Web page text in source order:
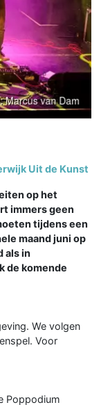
Uit de Kunst
op het
immers geen
tijdens een
maand juni op
als in
de komende
We volgen
Voor
Poppodium